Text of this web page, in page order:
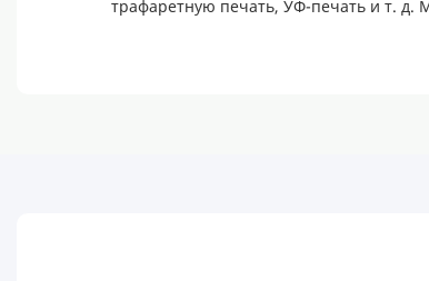
трафаретную печать, УФ-печать и т.